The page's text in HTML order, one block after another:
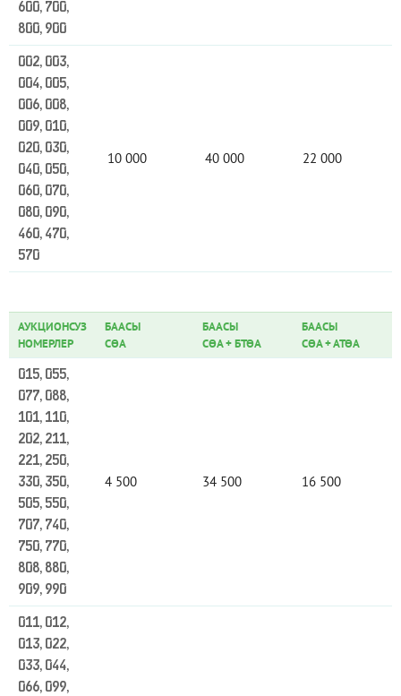
600, 700,
800, 900
002, 003,
004, 005,
006, 008,
009, 010,
020, 030,
040, 050,
060, 070,
080, 090,
460, 470,
570
10 000 40 000 22 000
АУКЦИОНСУЗ
НОМЕРЛЕР
БААСЫ
СӨА
БААСЫ
СӨА+БТӨА
БААСЫ
СӨА+АТӨА
015, 055,
077, 088,
101, 110,
202, 211,
221, 250,
330, 350,
505, 550,
707, 740,
750, 770,
808, 880,
909, 990
4 500 34 500 16 500
011, 012,
013, 022,
033, 044,
066, 099,